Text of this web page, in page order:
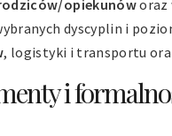
opiekunóworaz
dyscyplin i
, logistyki i transportu
i